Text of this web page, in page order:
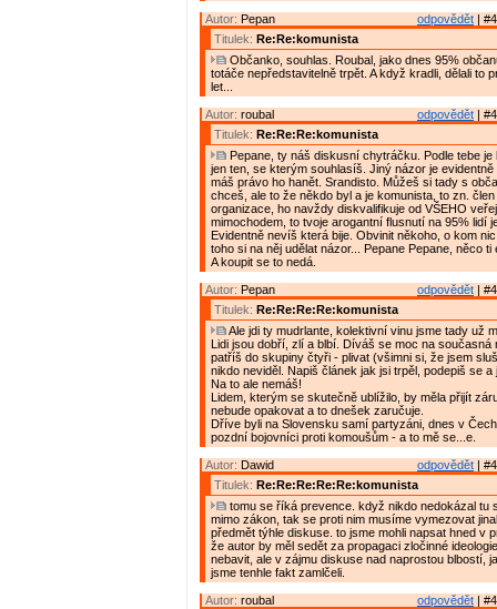
odpovědět |
Autor: Pepan
Titulek: Re:Re:komunista
Občanko, souhlas. Roubal, jako dnes 95%
totáče nepředstavitelně trpět. A když kradli, dělali to
let...
odpovědět |
Autor: roubal
Titulek: Re:Re:Re:komunista
Pepane, ty náš diskusní chytráčku. Podle tebe
jen ten, se kterým souhlasíš. Jiný názor je
máš právo ho hanět. Srandisto. Můžeš si tady s
chceš, ale to že někdo byl a je komunista, to zn.
organizace, ho navždy diskvalifikuje od VŠEHO
mimochodem, to tvoje arogantní flusnutí na 95% lidí
Evidentně nevíš která bije. Obvinit někoho, o kom
toho si na něj udělat názor... Pepane Pepane, něco
A koupit se to nedá.
odpovědět |
Autor: Pepan
Titulek: Re:Re:Re:Re:komunista
Ale jdi ty mudrlante, kolektivní vinu jsme tady už
Lidi jsou dobří, zlí a blbí. Díváš se moc na současná
patříš do skupiny čtyři - plivat (všimni si, že jsem
nikdo neviděl. Napiš článek jak jsi trpěl, podepiš se a
Na to ale nemáš!
Lidem, kterým se skutečně ublížilo, by měla přijít
nebude opakovat a to dnešek zaručuje.
Dříve byli na Slovensku samí partyzáni, dnes v
pozdní bojovníci proti komoušům - a to mě se...e.
odpovědět |
Autor: Dawid
Titulek: Re:Re:Re:Re:Re:komunista
tomu se říká prevence. když nikdo nedokázal tu
mimo zákon, tak se proti nim musíme vymezovat
předmět týhle diskuse. to jsme mohli napsat hned v
že autor by měl sedět za propagaci zločinné
nebavit, ale v zájmu diskuse nad naprostou blbostí,
jsme tenhle fakt zamlčeli.
odpovědět |
Autor: roubal